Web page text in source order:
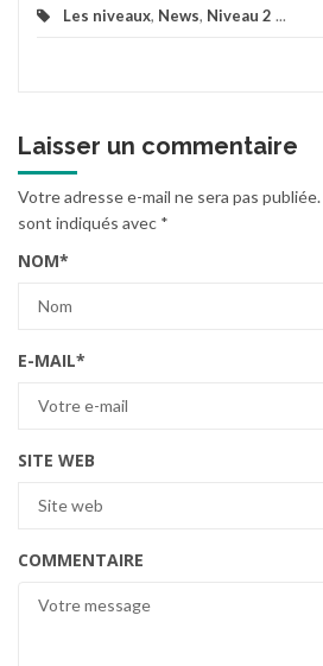
Les niveaux, News, Niveau 2 ...
Laisser un commentaire
Votre adresse e-mail ne sera pas publiée.
sont indiqués avec *
NOM*
E-MAIL*
SITE WEB
COMMENTAIRE